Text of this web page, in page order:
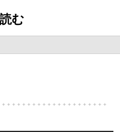
む
＋＋＋＋＋＋＋＋＋＋＋＋＋＋＋＋＋＋＋＋